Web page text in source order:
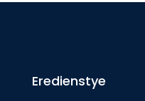
Eredienstye